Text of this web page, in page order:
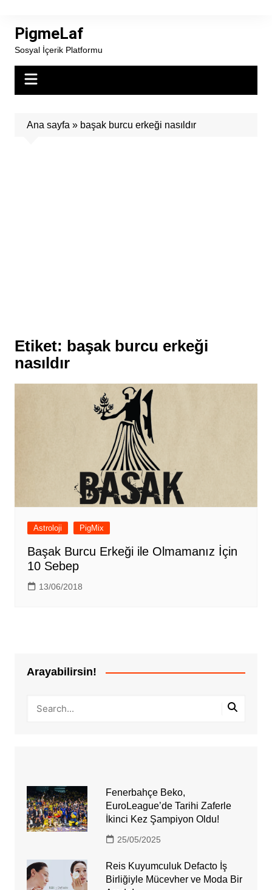
contentPigmeLaf
Sosyal İçerik Platformu
Ana sayfa » başak burcu erkeği nasıldır
Etiket: başak burcu erkeği
nasıldır
Astroloji PigMix
Başak Burcu Erkeği ile Olmamanız İçin
10 Sebep
13/06/2018
Arayabilirsin!
Fenerbahçe Beko,
EuroLeague’de Tarihi Zaferle
İkinci Kez Şampiyon Oldu!
25/05/2025
Reis Kuyumculuk Defacto İş
Birliğiyle Mücevher ve Moda Bir